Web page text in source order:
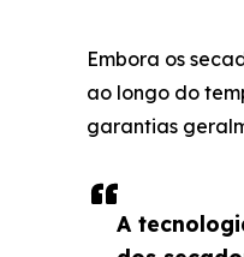
A
Embora os
ao longo do
garantias